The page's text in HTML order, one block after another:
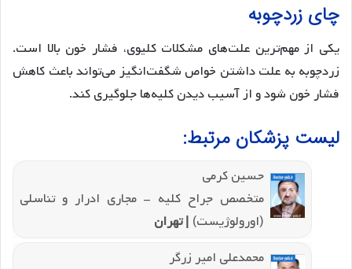
چای زردچوبه
یکی از مهم‌ترین علت‌های مشکلات کلیوی، فشار خون بالا است.
زردچوبه به علت داشتن خواص شگفت‌انگیز می‌تواند باعث کاهش
فشار خون شود و از آسیب دیدن کلیه‌ها جلوگیری کند.
لیست پزشکان مرتبط:
حسین کرمی
متخصص جراح کلیه - مجاری ادرار و تناسلی
(اورولوژیست) | تهران
محمدعلی امیر زرگر